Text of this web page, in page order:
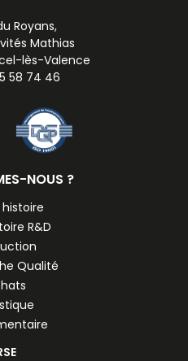
Royans,
Mathias
lès-Valence
58 74 46
NOUS ?
R&D
Qualité